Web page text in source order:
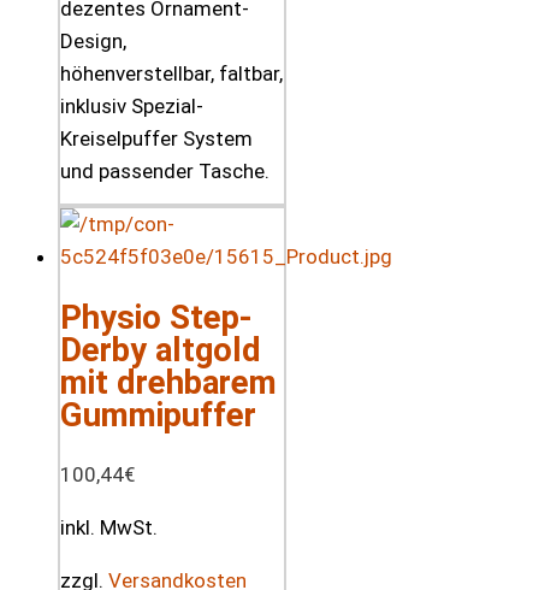
dezentes Ornament-
Design,
höhenverstellbar, faltbar,
inklusiv Spezial-
Kreiselpuffer System
und passender Tasche.
Physio Step-
Derby altgold
mit drehbarem
Gummipuffer
100,44€
inkl. MwSt.
zzgl. Versandkosten